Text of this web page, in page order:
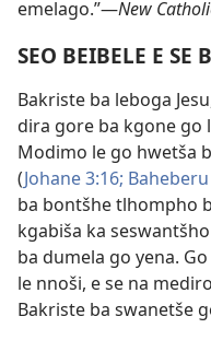
emelago.”—New
SEO BEIBELE E SE
Bakriste ba leboga
dira gore ba kgone go
Modimo le go hwetša
(Johane 3:16;
ba bontšhe tlhompho
kgabiša ka
ba dumela go yena.
le nnoši, e se na
Bakriste ba swanetše